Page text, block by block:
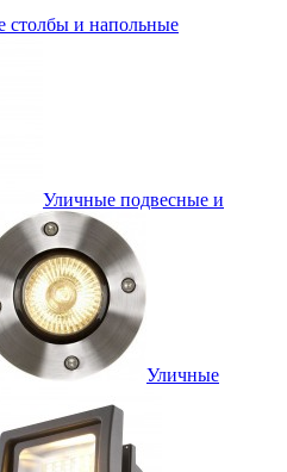
столбы и напольные
Уличные подвесные и
Уличные